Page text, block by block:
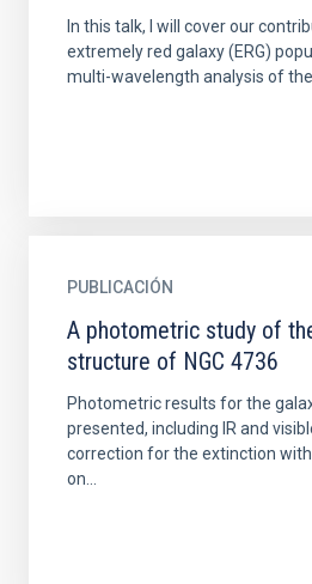
In this talk, I will cover our
extremely red galaxy (ERG)
multi-wavelength analysis of
PUBLICACIÓN
A photometric study of
structure of NGC 4736
Photometric results for the
presented, including IR and
correction for the extinction
on...